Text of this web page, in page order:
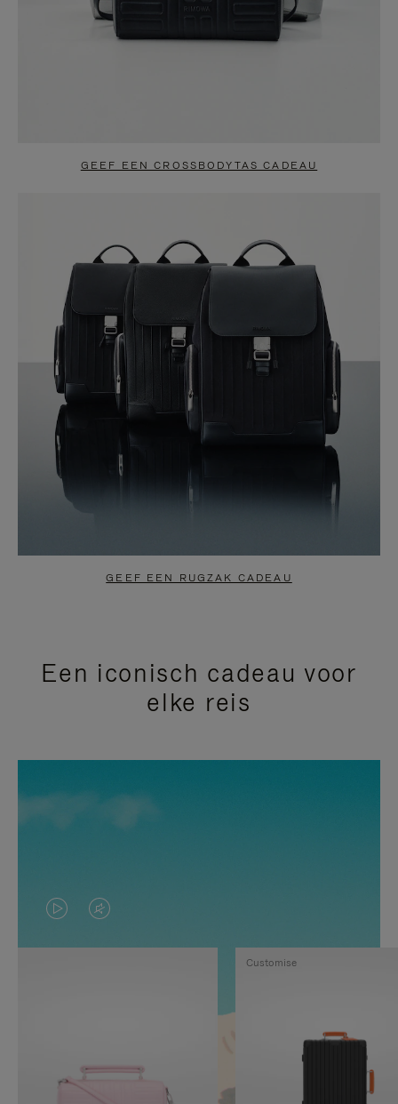
GEEF EEN CROSSBODYTAS CADEAU
GEEF EEN RUGZAK CADEAU
Een iconisch cadeau voor
elke reis
VIDEO
IS
GEPAUZEERD,
OP
HET
GELUID
Customise